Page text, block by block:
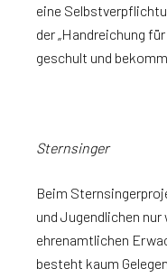
eine
der „Handreichung
geschult und
Sternsinger
Beim
und Jugendlichen nur
ehrenamtlichen
besteht kaum